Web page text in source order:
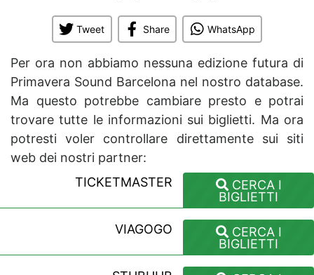
Tweet Share WhatsApp
Per ora non abbiamo nessuna edizione futura di
Primavera Sound Barcelona nel nostro database.
Ma questo potrebbe cambiare presto e potrai
trovare tutte le informazioni sui biglietti. Ma ora
potresti voler controllare direttamente sui siti
web dei nostri partner:
TICKETMASTER
CERCA I
BIGLIETTI
VIAGOGO
CERCA I
BIGLIETTI